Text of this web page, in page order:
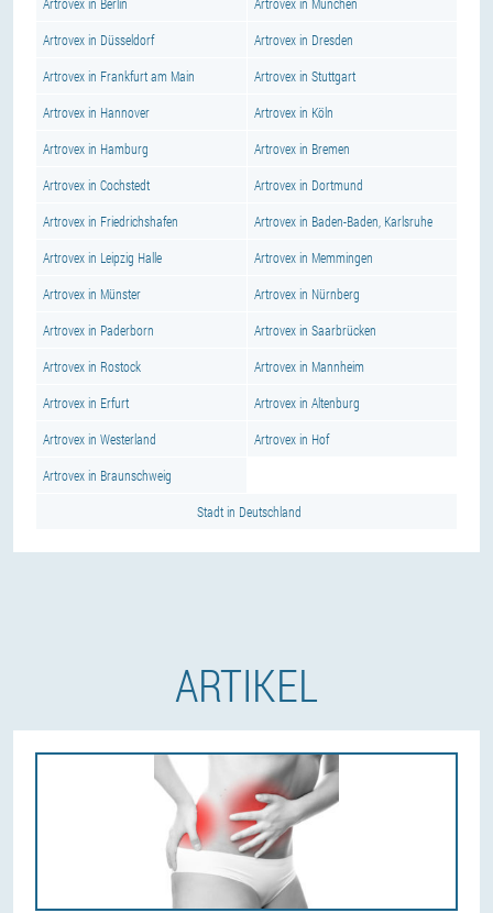
Artrovex in Düsseldorf Artrovex in Dresden
Artrovex in Frankfurt am Main Artrovex in Stuttgart
Artrovex in Hannover Artrovex in Köln
Artrovex in Hamburg Artrovex in Bremen
Artrovex in Cochstedt Artrovex in Dortmund
Artrovex in Friedrichshafen Artrovex in Baden-Baden, Karlsruhe
Artrovex in Leipzig Halle Artrovex in Memmingen
Artrovex in Münster Artrovex in Nürnberg
Artrovex in Paderborn Artrovex in Saarbrücken
Artrovex in Rostock Artrovex in Mannheim
Artrovex in Erfurt Artrovex in Altenburg
Artrovex in Westerland Artrovex in Hof
Artrovex in Braunschweig
Stadt in Deutschland
ARTIKEL